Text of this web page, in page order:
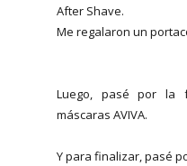
After Shave.
Me regalaron un
Luego, pasé por la
máscaras AVIVA.
Y para finalizar, pasé